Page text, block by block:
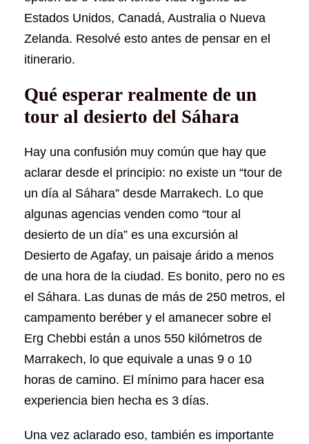
Estados Unidos, Canadá, Australia o Nueva
Zelanda. Resolvé esto antes de pensar en el
itinerario.
Qué esperar realmente de un
tour al desierto del Sáhara
Hay una confusión muy común que hay que
aclarar desde el principio: no existe un “tour de
un día al Sáhara” desde Marrakech. Lo que
algunas agencias venden como “tour al
desierto de un día” es una excursión al
Desierto de Agafay, un paisaje árido a menos
de una hora de la ciudad. Es bonito, pero no es
el Sáhara. Las dunas de más de 250 metros, el
campamento beréber y el amanecer sobre el
Erg Chebbi están a unos 550 kilómetros de
Marrakech, lo que equivale a unas 9 o 10
horas de camino. El mínimo para hacer esa
experiencia bien hecha es 3 días.
Una vez aclarado eso, también es importante